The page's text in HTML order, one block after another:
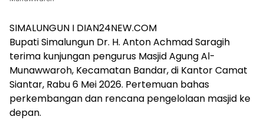
SIMALUNGUN I DIAN24NEW.COM
Bupati Simalungun Dr. H. Anton Achmad Saragih
terima kunjungan pengurus Masjid Agung Al-
Munawwaroh, Kecamatan Bandar, di Kantor Camat
Siantar, Rabu 6 Mei 2026. Pertemuan bahas
perkembangan dan rencana pengelolaan masjid ke
depan.